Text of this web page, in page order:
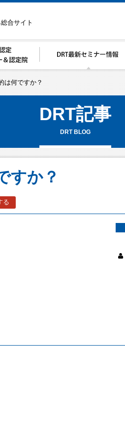
合サイト
は何ですか？
DRT記事
DRT BLOG
すか？
る